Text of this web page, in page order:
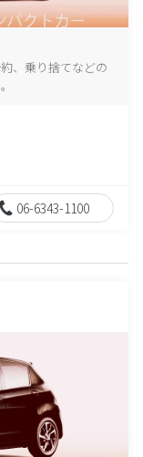
、乗り捨てなどの
06-6343-1100